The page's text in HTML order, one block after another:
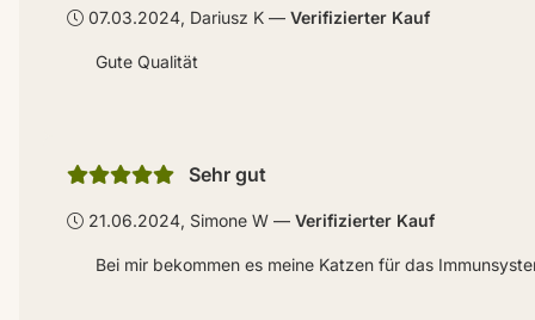
07.03.2024, Dariusz K Verifizierter Kauf
Gute Qualität
Sehr gut
21.06.2024, Simone W Verifizierter Kauf
Bei mir bekommen es meine Katzen für das